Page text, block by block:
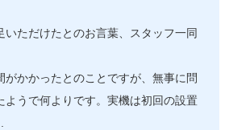
いただけたとのお言葉、スタッフ一同
がかかったとのことですが、無事に問
ようで何よりです。実機は初回の設置